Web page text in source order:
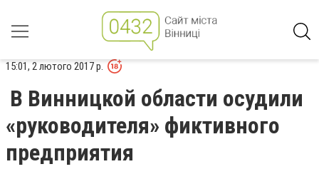
15:01, 2 лютого 2017 р.
В Винницкой области осудили
«руководителя» фиктивного
предприятия